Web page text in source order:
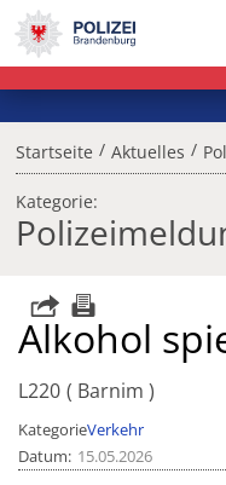
Startseite / Aktuelles /
Kategorie:
Alkohol
L220 Barnim
KategorieVerkehr
Datum 15.05.2026